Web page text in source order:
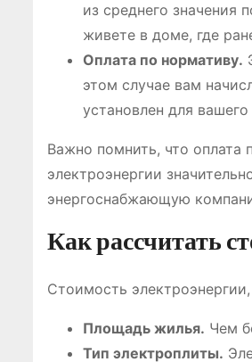
из среднего значения
живете в доме, где
Оплата по нормативу․
этом случае вам
установлен для
Важно помнить, что оплата
электроэнергии
энергоснабжающую
Как рассчитать
Стоимость
Площадь жилья․ Чем
Тип электроплиты․